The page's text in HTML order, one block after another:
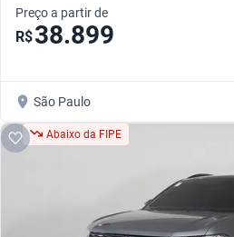
Preço a partir de
R$38.899
São Paulo
Abaixo da FIPE